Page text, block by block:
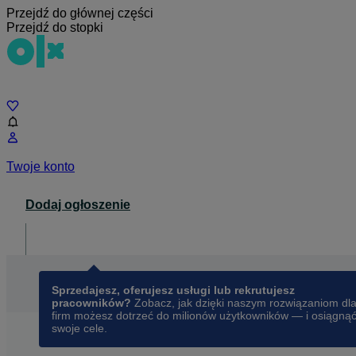
Przejdź do głównej części
Przejdź do stopki
Twoje konto
Dodaj ogłoszenie
Sprzedajesz, oferujesz usługi lub rekrutujesz
pracowników? Zobacz, jak dzięki naszym rozwiązaniom dla
firm możesz dotrzeć do milionów użytkowników — i osiągnąć
swoje cele.